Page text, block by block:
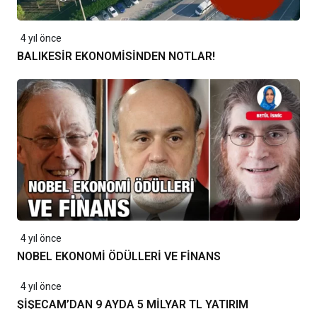
4 yıl önce
BALIKESİR EKONOMİSİNDEN NOTLAR!
4 yıl önce
NOBEL EKONOMİ ÖDÜLLERİ VE FİNANS
4 yıl önce
ŞİŞECAM’DAN 9 AYDA 5 MİLYAR TL YATIRIM